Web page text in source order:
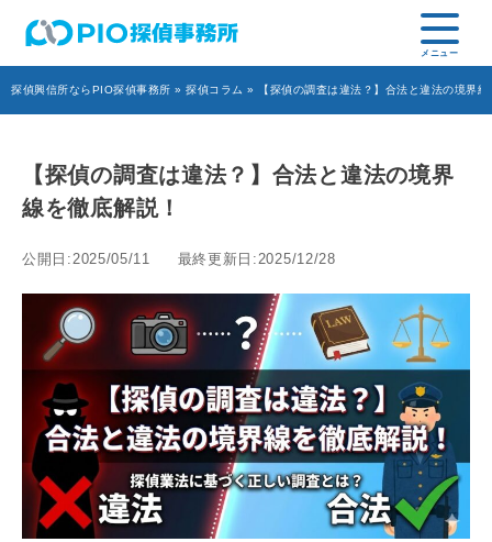
探偵興信所ならPIO探偵事務所 » 探偵コラム » 【探偵の調査は違法？】合法と違法の境界線
【探偵の調査は違法？】合法と違法の境界
線を徹底解説！
公開日:2025/05/11 最終更新日:2025/12/28